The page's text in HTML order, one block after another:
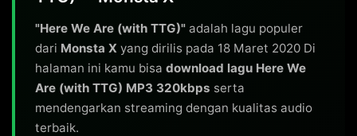
"Here We Are (with TTG)" adalah lagu populer
dari Monsta X yang dirilis pada 18 Maret 2020 Di
halaman ini kamu bisa download lagu Here We
Are (with TTG) MP3 320kbps serta
mendengarkan streaming dengan kualitas audio
terbaik.